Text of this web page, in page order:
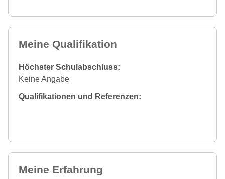
Meine Qualifikation
Höchster Schulabschluss:
Keine Angabe
Qualifikationen und Referenzen:
Meine Erfahrung